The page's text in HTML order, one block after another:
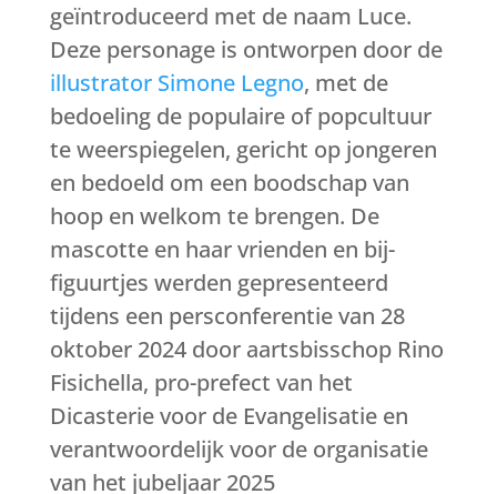
geïntroduceerd met de naam Luce.
Deze personage is ontworpen door de
illustrator Simone Legno, met de
bedoeling de populaire of popcultuur
te weerspiegelen, gericht op jongeren
en bedoeld om een boodschap van
hoop en welkom te brengen. De
mascotte en haar vrienden en bij-
figuurtjes werden gepresenteerd
tijdens een persconferentie van 28
oktober 2024 door aartsbisschop Rino
Fisichella, pro-prefect van het
Dicasterie voor de Evangelisatie en
verantwoordelijk voor de organisatie
van het jubeljaar 2025